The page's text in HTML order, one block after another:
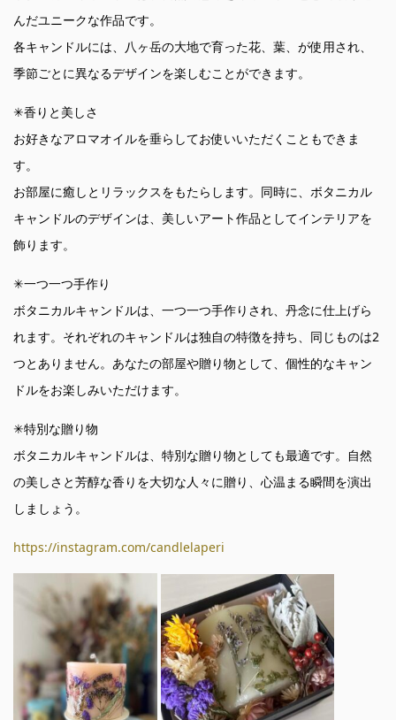
んだユニークな作品です。
各キャンドルには、八ヶ岳の大地で育った花、葉、が使用され、
季節ごとに異なるデザインを楽しむことができます。
✳︎香りと美しさ
お好きなアロマオイルを垂らしてお使いいただくこともできま
す。
お部屋に癒しとリラックスをもたらします。同時に、ボタニカル
キャンドルのデザインは、美しいアート作品としてインテリアを
飾ります。
✳︎一つ一つ手作り
ボタニカルキャンドルは、一つ一つ手作りされ、丹念に仕上げら
れます。それぞれのキャンドルは独自の特徴を持ち、同じものは2
つとありません。あなたの部屋や贈り物として、個性的なキャン
ドルをお楽しみいただけます。
✳︎特別な贈り物
ボタニカルキャンドルは、特別な贈り物としても最適です。自然
の美しさと芳醇な香りを大切な人々に贈り、心温まる瞬間を演出
しましょう。
https://instagram.com/candlelaperi